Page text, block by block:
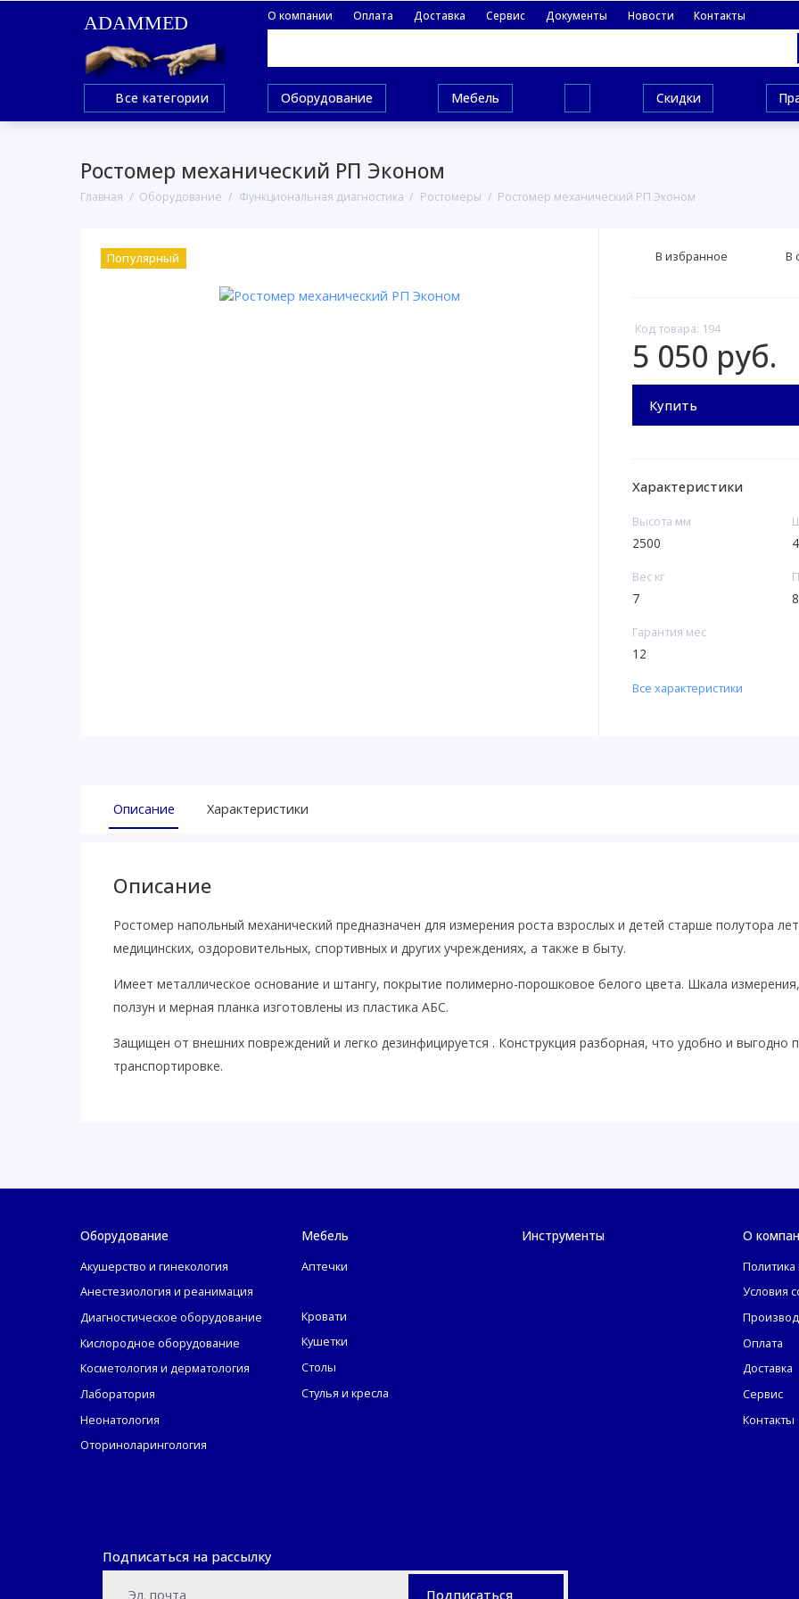
О компании Оплата Доставка Сервис Документы Новости Контакты
ADAMMED
Все категории Оборудование Мебель Скидки
Ростомер механический РП Эконом
Главная Оборудование Функциональная диагностика Ростомеры Ростомер механический РП Эконом
Популярный
Код товара: 194
5 050 руб.
Купить
В избранное В
Характеристики
Высота мм
2500
Вес кг
7
Гарантия мес
12
Все характеристики
Описание Характеристики
Описание
Ростомер напольный механический предназначен для измерения роста взрослых и детей старше полутора
медицинских, оздоровительных, спортивных и других учреждениях, а также в быту.
Имеет металлическое основание и штангу, покрытие полимерно-порошковое белого цвета. Шкала измерения,
ползун и мерная планка изготовлены из пластика АБС.
Защищен от внешних повреждений и легко дезинфицируется . Конструкция разборная, что удобно и выгодно
транспортировке.
Оборудование
Акушерство и гинекология
Анестезиология и реанимация
Диагностическое оборудование
Кислородное оборудование
Косметология и дерматология
Лаборатория
Неонатология
Оториноларингология
Мебель
Аптечки
Кровати
Кушетки
Столы
Стулья и кресла
Инструменты О
Условия
Оплата
Доставка
Сервис
Контакты
Подписаться на рассылку
Подписаться